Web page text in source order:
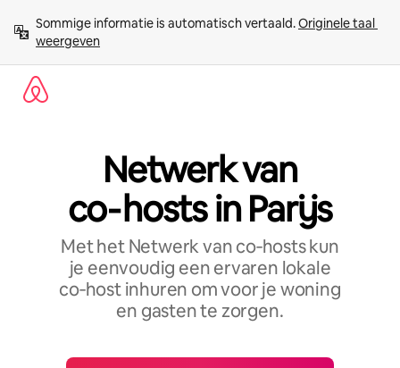
direct
naar
inhoud
Sommige informatie is automatisch vertaald. Originele taal
weergeven
Netwerk van
co‑hosts in Parijs
Met het Netwerk van co‑hosts kun
je eenvoudig een ervaren lokale
co‑host inhuren om voor je woning
en gasten te zorgen.